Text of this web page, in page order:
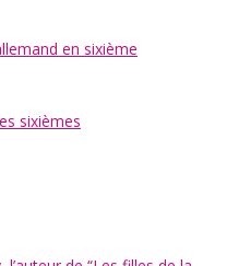
en sixième
sixièmes